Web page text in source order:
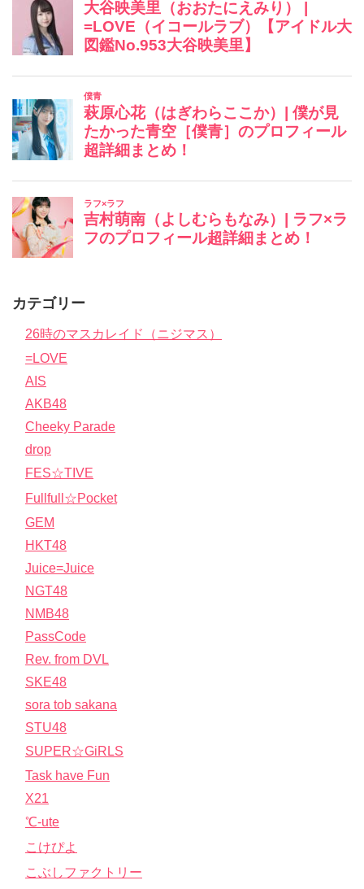
カテゴリー
26時のマスカレイド（ニジマス）
=LOVE
AIS
AKB48
Cheeky Parade
drop
FES☆TIVE
Fullfull☆Pocket
GEM
HKT48
Juice=Juice
NGT48
NMB48
PassCode
Rev. from DVL
SKE48
sora tob sakana
STU48
SUPER☆GiRLS
Task have Fun
X21
℃-ute
こけぴよ
こぶしファクトリー